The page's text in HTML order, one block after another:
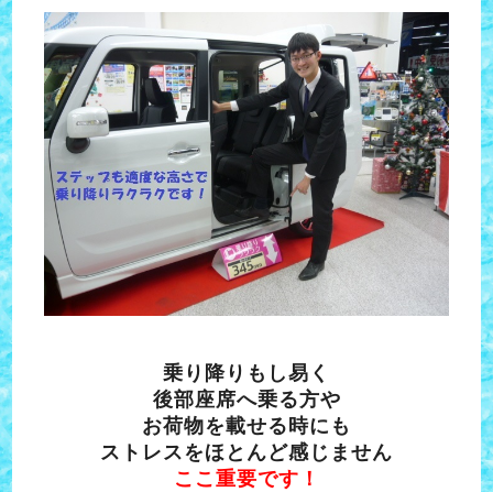
乗り降りもし易く
後部座席へ乗る方や
お荷物を載せる時にも
ストレスをほとんど感じません
ここ重要です！